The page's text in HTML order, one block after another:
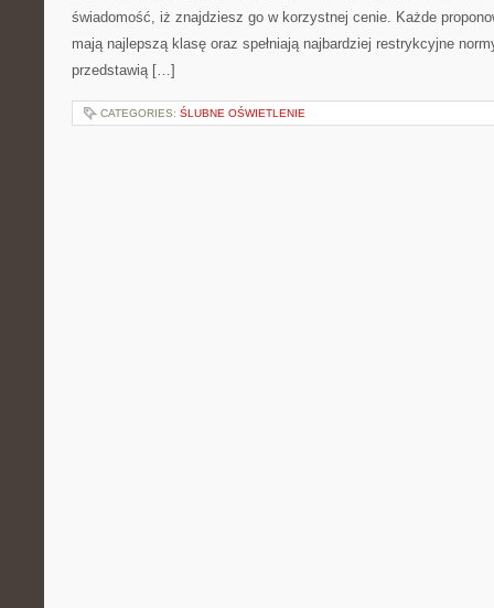
świadomość, iż znajdziesz go w korzystnej cenie. Każde
mają najlepszą klasę oraz spełniają najbardziej restrykcyjne
przedstawią […]
CATEGORIES: ŚLUBNE OŚWIETLENIE